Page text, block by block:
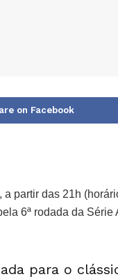
on Facebook
partir das 21h
6ª rodada da
para o